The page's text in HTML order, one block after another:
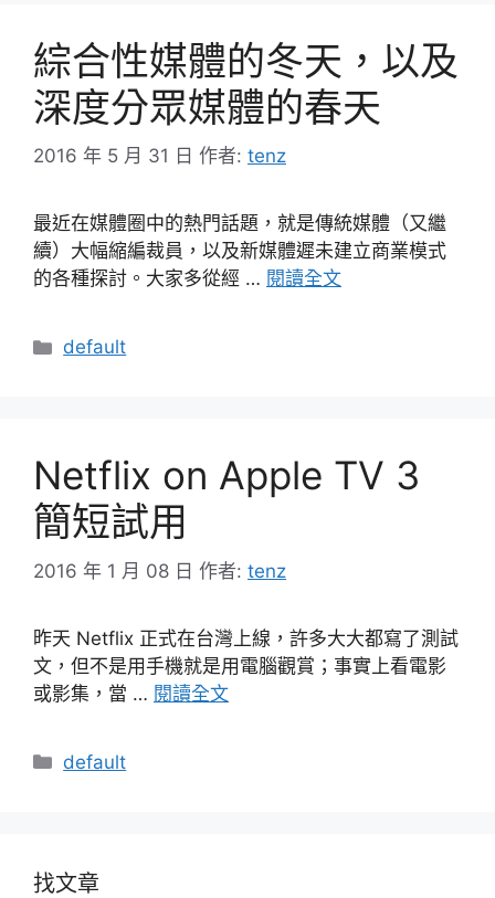
綜合性媒體的冬天，以及
深度分眾媒體的春天
2016 年 5 月 31 日 作者: tenz
最近在媒體圈中的熱門話題，就是傳統媒體（又繼
續）大幅縮編裁員，以及新媒體遲未建立商業模式
的各種探討。大家多從經 … 閱讀全文
分
default
Netflix on Apple TV 3
簡短試用
2016 年 1 月 08 日 作者: tenz
昨天 Netflix 正式在台灣上線，許多大大都寫了測試
文，但不是用手機就是用電腦觀賞；事實上看電影
或影集，當 … 閱讀全文
分
default
找文章